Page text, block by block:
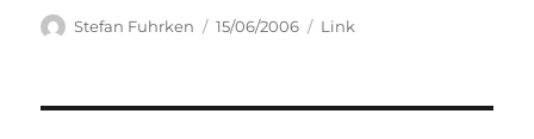
Author
Stefan Fuhrken
Posted
15/06/2006 Categories
Link